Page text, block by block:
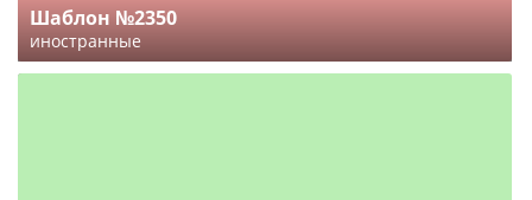
Шаблон №2350
иностранные